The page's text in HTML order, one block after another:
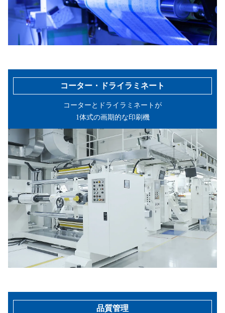
コーター・ドライラミネート
コーターとドライラミネートが
1体式の画期的な印刷機
品質管理